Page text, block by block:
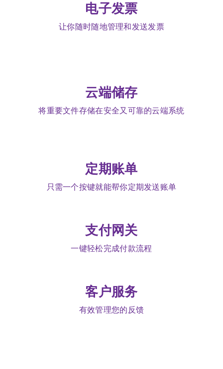
电子发票
让你随时随地管理和发送发票
云端储存
将重要文件存储在安全又可靠的云端系统
定期账单
只需一个按键就能帮你定期发送账单
支付网关
一键轻松完成付款流程
客户服务
有效管理您的反馈